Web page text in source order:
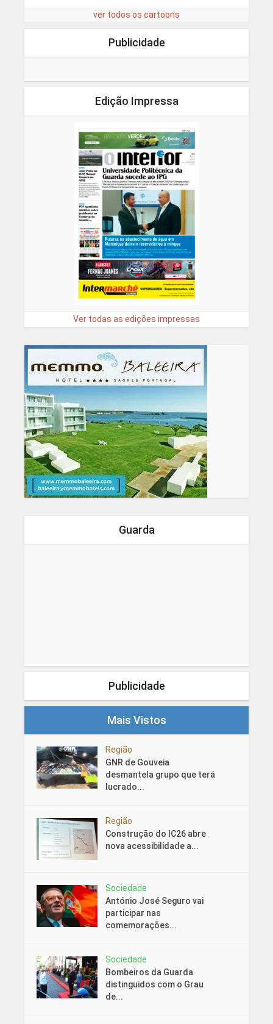
ver todos os cartoons
Publicidade
Edição Impressa
Ver todas as edições impressas
Guarda
Publicidade
Mais Vistos
Região
GNR de Gouveia
desmantela grupo que terá
lucrado...
Região
Construção do IC26 abre
nova acessibilidade a...
Sociedade
António José Seguro vai
participar nas
comemorações...
Sociedade
Bombeiros da Guarda
distinguidos com o Grau
de...